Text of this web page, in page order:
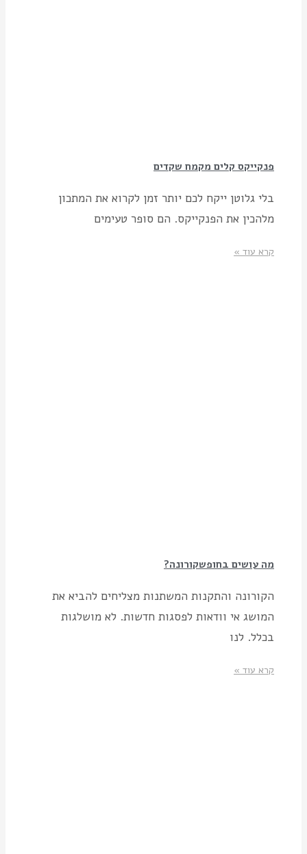
פנקייקס קלים מקמח שקדים
בלי גלוטן ייקח לכם יותר זמן לקרוא את המתכון
מלהכין את הפנקייקס. הם סופר טעימים
קרא עוד »
מה עושים בחופשקורונה?
הקורונה והתקנות המשתנות מצליחים להביא את
המושג אי וודאות לפסגות חדשות. לא מושלגות
בכלל. לנו
קרא עוד »